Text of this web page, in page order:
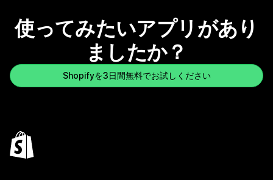
使ってみたいアプリがあり
ましたか？
Shopifyを3日間無料でお試しください